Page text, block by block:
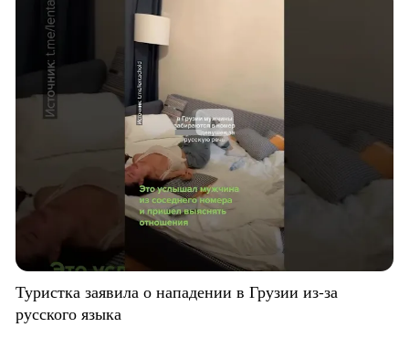
Туристка заявила о нападении в Грузии из-за
русского языка